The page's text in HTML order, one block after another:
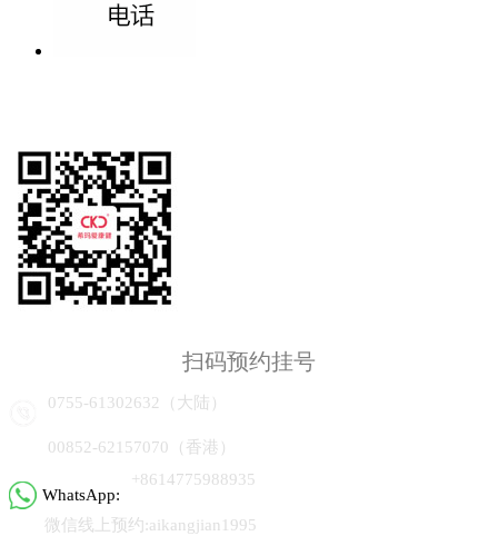
扫码预约挂号
0755-61302632（大陆）
00852-62157070（香港）
WhatsApp:
+8614775988935
微信线上预约:aikangjian1995